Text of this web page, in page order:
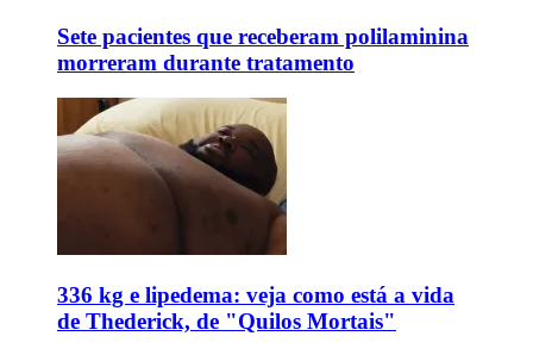
Sete pacientes que receberam polilaminina
morreram durante tratamento
336 kg e lipedema: veja como está a vida
de Thederick, de "Quilos Mortais"